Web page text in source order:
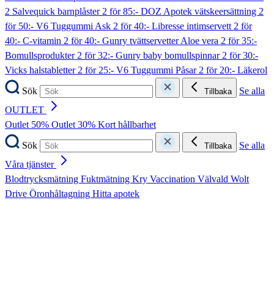
2 Salvequick barnplåster2 för 85:- DOZ Apotek vätskeersättning 2
för 50:- V6 Tuggummi Ask 2 för 40:- Libresse intimservett2 för
40:- C-vitamin 2 för 40:- Gunry tvättservetter Aloe vera 2 för 35:-
Bomullsprodukter2 för 32:- Gunry baby bomullspinnar2 för 30:-
Vicks halstabletter2 för 25:- V6 Tuggummi Påsar2 för 20:- Läkerol
Sök
Tillbaka
Se alla
OUTLET
Outlet 50% Outlet 30% Kort hållbarhet
Sök
Tillbaka
Se alla
Våra tjänster
Blodtrycksmätning Fuktmätning Kry Vaccination Välvald Wolt
Drive Öronhåltagning Hitta apotek